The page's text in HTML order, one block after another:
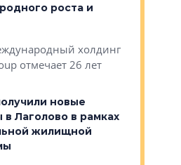
роста и
холдинг
отмечает 26 лет
новые
в Лаголово в рамках
жилищной